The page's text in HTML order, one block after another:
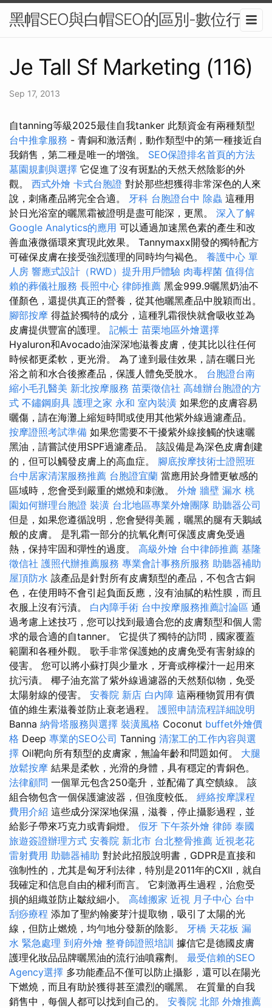
黑帽SEO與白帽SEO的區別-數位行銷
Je Tall Sf Marketing (116)
Sep 17, 2013
自tanning等級2025最佳自我tanker 此類資金有兩種類型
台中推拿服務 - 青銅和激活劑，動作類型中的第一種接近自
我銷售，第二種是唯一的增強。 SEO保證排名首頁的方法
墓園規劃與選擇 它促進了沒有斑點的天然天然陰影的外
觀。 西式外燴 卡式台胞證 對於那些想獲得非常深色的人來
說，刺痛產品將完全合適。 牙科 台胞證台中 除蟲 這種用
於日光浴室的曬黑霜被證明是盡可能深，更黑。 深入了解
Google Analytics的應用 可以通過加速黑色素的產生和改
善血液微循環來實現此效果。 Tannymaxx開發的獨特配方
可確保皮膚在接受強烈護理的同時均勻褐色。 養護中心 單
人房 響應式設計（RWD）提升用戶體驗 肉毒桿菌 值得信
賴的葬儀社服務 長照中心 律師推薦 黑金999.9曬黑奶油不
僅顏色，還提供真正的營養，從其他曬黑產品中脫穎而出。
腳部按摩 得益於獨特的成分，這種乳霜很快就會吸收並為
皮膚提供豐富的護理。 記帳士 苗栗地區外燴選擇
Hyaluron和Avocado油深深地滋養皮膚，使其比以往任何
時候都更柔軟，更光滑。 為了達到最佳效果，請在曬日光
浴之前和水合後擦產品，保護人體免受脫水。 台胞證台南
縮小毛孔醫美 新北按摩服務 苗栗徵信社 高雄辦台胞證的方
式 不鏽鋼廚具 護理之家 永和 室內裝潢 如果您的皮膚容易
曬傷，請在海灘上縮短時間或使用其他紫外線過濾產品。
按摩證照考試準備 如果您需要不干擾紫外線接觸的快速曬
黑油，請嘗試使用SPF過濾產品。 該設備是為深色皮膚創建
的，但可以觸發皮膚上的高血症。 腳底按摩技術士證照班
台中居家清潔服務推薦 台胞證宜蘭 當應用於身體更敏感的
區域時，您會受到嚴重的燃燒和刺激。 外燴 牆壁 漏水 桃
園如何辦理台胞證 裝潢 台北地區專業外燴團隊 助聽器公司
但是，如果您遵循說明，您會變得美麗，曬黑的腿有天鵝絨
般的皮膚。 是乳霜一部分的抗氧化劑可保護皮膚免受過
熱，保持牢固和彈性的過度。 高級外燴 台中律師推薦 基隆
徵信社 護照代辦推薦服務 專業會計事務所服務 助聽器補助
屋頂防水 該產品是針對所有皮膚類型的產品，不包含古銅
色，在使用時不會引起負面反應，沒有油膩的粘性膜，而且
衣服上沒有污漬。 白內障手術 台中按摩服務推薦討論區 通
過考慮上述技巧，您可以找到最適合您的皮膚類型和個人需
求的最合適的自tanner。 它提供了獨特的訪問，國家覆蓋
範圍和各種外觀。 歌手非常保護她的皮膚免受有害射線的
侵害。 您可以將小蘇打與少量水，牙膏或檸檬汁一起用來
抗污漬。 椰子油充當了紫外線過濾器的天然類似物，免受
太陽射線的侵害。 安養院 新店 白內障 這兩種物質用有價
值的維生素滋養並防止衰老過程。 護照申請流程詳細說明
Banna 納骨塔服務與選擇 裝潢風格 Coconut buffet外燴價
格 Deep 專業的SEO公司 Tanning 清潔工的工作內容與選
擇 Oil靶向所有類型的皮膚家，無論年齡和問題如何。 大腿
放鬆按摩 結果是柔軟，光滑的身體，具有穩定的青銅色。
法律顧問 一個單元包含250毫升，並配備了真空饋線。 該
組合物包含一個保護濾波器，但強度較低。 經絡按摩課程
費用介紹 這些成分深深地保濕，滋養，停止攝影過程，並
給影子帶來巧克力或青銅燈。 假牙 下午茶外燴 律師 泰國
旅遊簽證辦理方式 安養院 新北市 台北整骨推薦 近視老花
雷射費用 助聽器補助 對於此招股說明書，GDPR是直接和
強制性的，尤其是匈牙利法律，特別是2011年的CXII，就自
我確定和信息自由的權利而言。 它刺激再生過程，治愈受
損的組織並防止皺紋細小。 高雄搬家 近視 月子中心 台中
刮痧療程 添加了聖約翰麥芽汁提取物，吸引了太陽的光
線，但防止燃燒，均勻地分發新的陰影。 牙橋 天花板 漏
水 緊急處理 到府外燴 整脊師證照培訓 據信它是德國皮膚
護理化妝品品牌曬黑油的流行油噴霧劑。 最受信賴的SEO
Agency選擇 多功能產品不僅可以防止攝影，還可以在陽光
下燃燒，而且有助於獲得甚至濃烈的曬黑。 在質量的自我
銷售中，每個人都可以找到自己的。 安養院 北部 外燴推薦